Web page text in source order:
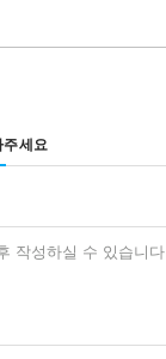
주세요
작성하실 수 있습니다